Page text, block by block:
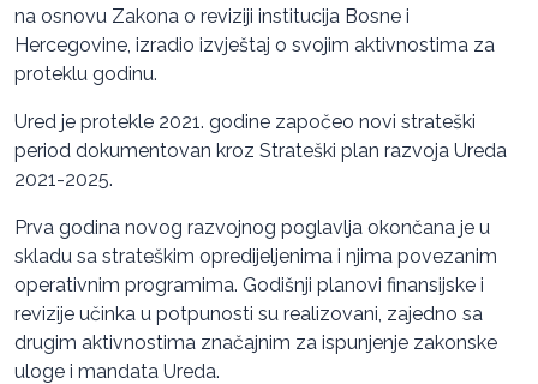
na osnovu Zakona o reviziji institucija Bosne i
Hercegovine, izradio izvještaj o svojim aktivnostima za
proteklu godinu.
Ured je protekle 2021. godine započeo novi strateški
period dokumentovan kroz Strateški plan razvoja Ureda
2021-2025.
Prva godina novog razvojnog poglavlja okončana je u
skladu sa strateškim opredijeljenima i njima povezanim
operativnim programima. Godišnji planovi finansijske i
revizije učinka u potpunosti su realizovani, zajedno sa
drugim aktivnostima značajnim za ispunjenje zakonske
uloge i mandata Ureda.